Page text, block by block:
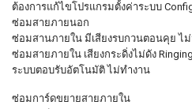
ต้องการแก้ไขโปรแกรมตั้งค่าระบบ
ซ่อมสายภายนอก
ซ่อมสานภายใน มีเสียงรบกวนตอนคุย
ซ่อมสายภายใน เสียงกระดิ่งไม่ดัง
ระบบตอบรับอัตโนมัติ ไม่ทำงาน
ซ่อมการ์ดขยายสายภายใน